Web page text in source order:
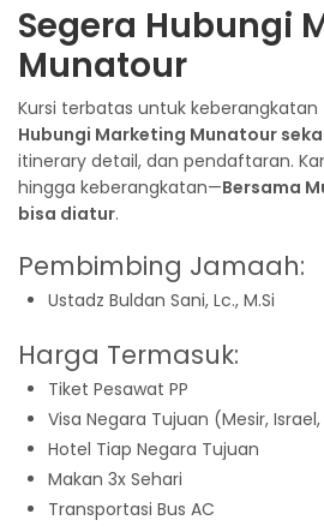
Segera Hubungi
Munatour
Kursi terbatas untuk keberangkatan
Hubungi Marketing Munatour
itinerary detail, dan pendaftaran.
hingga keberangkatan—Bersama
bisa diatur.
Pembimbing Jamaah:
Ustadz Buldan Sani, Lc., M.Si
Harga Termasuk:
Tiket Pesawat PP
Visa Negara Tujuan (Mesir,
Hotel Tiap Negara Tujuan
Makan 3x Sehari
Transportasi Bus AC